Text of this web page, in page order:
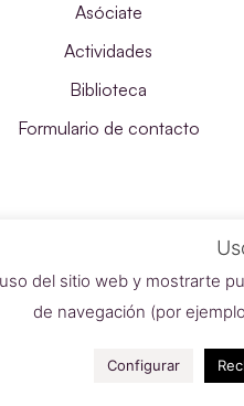
Asóciate
Actividades
Biblioteca
Formulario de contacto
Ateneo Riojano
del sitio web y mostrarte
de navegación (por
Configurar